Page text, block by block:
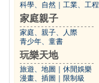
科學、自然 工業、工程
家庭親子
家庭、親子、人際
青少年、童書
玩樂天地
旅遊、地圖
休閒娛樂
漫畫、插圖
限制級